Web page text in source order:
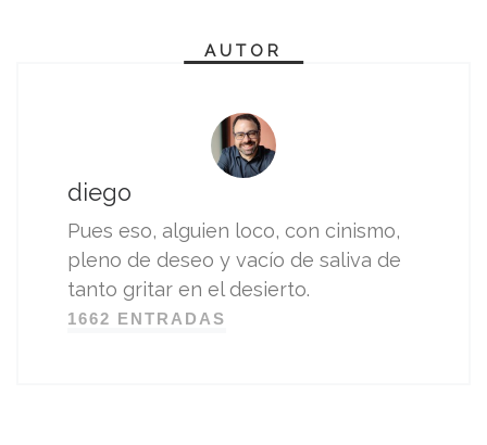
AUTOR
diego
Pues eso, alguien loco, con cinismo,
pleno de deseo y vacío de saliva de
tanto gritar en el desierto.
1662 ENTRADAS